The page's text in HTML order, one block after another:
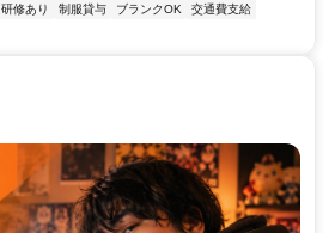
研修あり 制服貸与 ブランクOK
交通費支給